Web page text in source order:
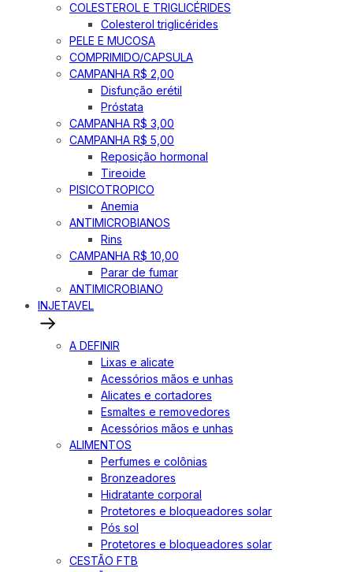
COLESTEROL E TRIGLICÉRIDES
Colesterol triglicérides
PELE E MUCOSA
COMPRIMIDO/CAPSULA
CAMPANHA R$ 2,00
Disfunção erétil
Próstata
CAMPANHA R$ 3,00
CAMPANHA R$ 5,00
Reposição hormonal
Tireoide
PISICOTROPICO
Anemia
ANTIMICROBIANOS
Rins
CAMPANHA R$ 10,00
Parar de fumar
ANTIMICROBIANO
INJETAVEL
A DEFINIR
Lixas e alicate
Acessórios mãos e unhas
Alicates e cortadores
Esmaltes e removedores
Acessórios mãos e unhas
ALIMENTOS
Perfumes e colônias
Bronzeadores
Hidratante corporal
Protetores e bloqueadores solar
Pós sol
Protetores e bloqueadores solar
CESTÃO FTB